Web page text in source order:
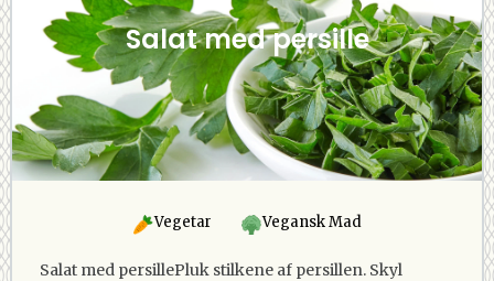
Salat med persille
Vegetar Vegansk Mad
Salat med persillePluk stilkene af persillen. Skyl